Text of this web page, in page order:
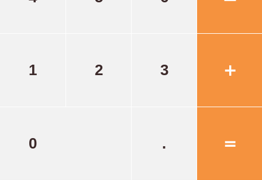
1 2 3 ＋
0 . ＝